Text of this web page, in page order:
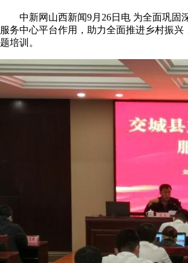
中新网山西新闻9月26日电 为全面巩固
服务中心平台作用，助力全面推进乡村振
题培训。